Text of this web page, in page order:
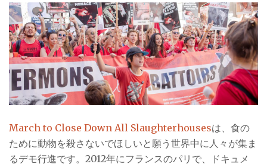
べ
る
な
ら
屠
殺
場
を
見
学
べ
し！」
は
PIN IT
March to Close Down All Slaughterhousesは、食の
ために動物を殺さないでほしいと願う世界中に人々が集ま
るデモ行進です。2012年にフランスのパリで、ドキュメ